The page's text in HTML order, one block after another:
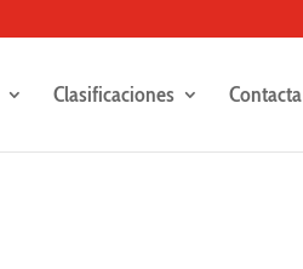
Clasificaciones Contacta